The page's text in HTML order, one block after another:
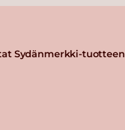
Sydänmerkki-tuotteen